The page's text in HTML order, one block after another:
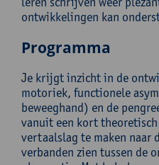
ontwikkelingen kan
Programma
Je krijgt inzicht in de
motoriek, functionele
beweeghand) en de
vanuit een kort theoretisch
vertaalslag te maken naar
verbanden zien tussen de